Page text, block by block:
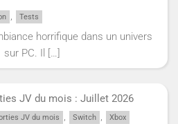
, Tests
horrifique dans un univers
PC. Il […]
JV du mois : Juillet 2026
JV du mois , Switch , Xbox